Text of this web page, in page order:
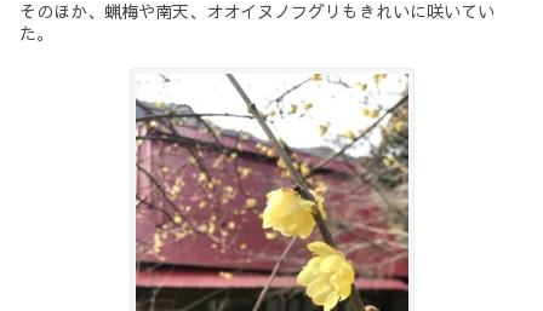
そのほか、蝋梅や南天、オオイヌノフグリもきれいに咲いてい
た。